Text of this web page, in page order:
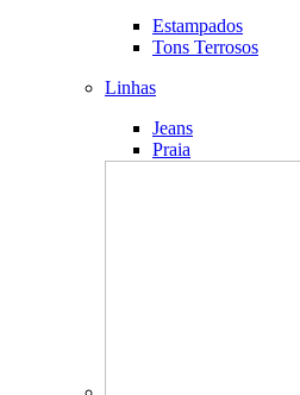
Estampados
Tons Terrosos
Linhas
Jeans
Praia